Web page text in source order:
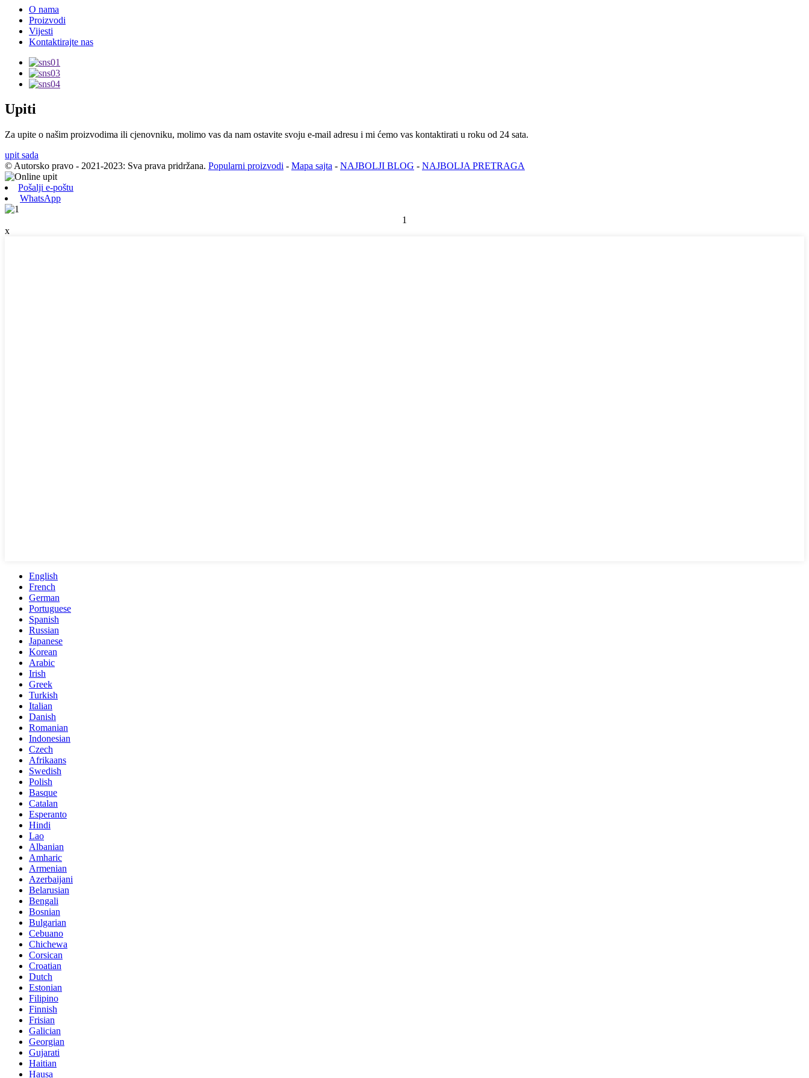
O nama
Proizvodi
Vijesti
Kontaktirajte nas
Upiti
Za upite o našim proizvodima ili cjenovniku, molimo vas da nam ostavite svoju e-mail adresu i mi ćemo vas kontaktirati u roku od 24 sata.
upit sada
© Autorsko pravo - 2021-2023: Sva prava pridržana. Popularni proizvodi - Mapa sajta - NAJBOLJI BLOG - NAJBOLJA PRETRAGA
Pošalji e-poštu
WhatsApp
1
x
English
French
German
Portuguese
Spanish
Russian
Japanese
Korean
Arabic
Irish
Greek
Turkish
Italian
Danish
Romanian
Indonesian
Czech
Afrikaans
Swedish
Polish
Basque
Catalan
Esperanto
Hindi
Lao
Albanian
Amharic
Armenian
Azerbaijani
Belarusian
Bengali
Bosnian
Bulgarian
Cebuano
Chichewa
Corsican
Croatian
Dutch
Estonian
Filipino
Finnish
Frisian
Galician
Georgian
Gujarati
Haitian
Hausa